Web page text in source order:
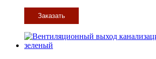
Заказать